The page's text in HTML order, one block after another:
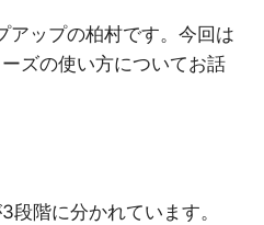
アップの柏村です。今回は
ズの使い方についてお話
段階に分かれています。